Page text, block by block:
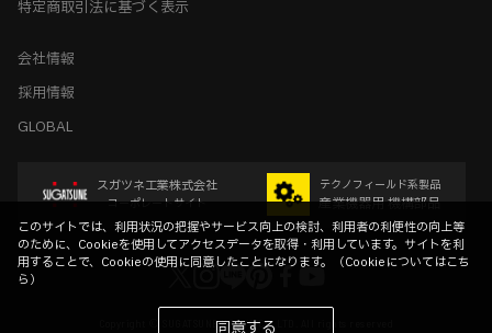
特定商取引法に基づく表示
会社情報
採用情報
GLOBAL
スガツネ工業株式会社
コーポレートサイト
テクノフィールド系製品
産業機器用 機構部品
Copyright © SUGATSUNE KOGYO CO.,LTD. All rights reserved
このサイトでは、利用状況の把握やサービス向上の検討、利用者の利便性の向上等
のために、Cookieを使用してアクセスデータを取得・利用しています。サイトを利
用することで、Cookieの使用に同意したことになります。（Cookieについてはこち
ら）
同意する